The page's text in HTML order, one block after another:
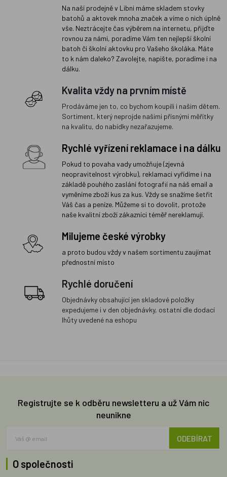
Na naší prodejně v Libni máme skladem stovky
batohů a aktovek mnoha značek a víme o nich úplně
vše. Neztrácejte čas výběrem na internetu, přijďte
rovnou za námi, poradíme Vám ten nejlepší školní
batoh či školní aktovku pro Vašeho školáka. Máte
to k nám daleko? Zavolejte, napište, poradíme i na
dálku.
Kvalita vždy na prvním místě
Prodáváme jen to, co bychom koupili i našim dětem.
Sortiment, který neprojde našimi přísnými měřítky
na kvalitu, do nabídky nezařazujeme.
Rychlé vyřízení reklamace i na dálku
Pokud to povaha vady umožňuje (zjevná
neopravitelnost výrobku), reklamaci vyřídíme i na
základě pouhého zaslání fotografií na náš email a
vyměníme zboží kus za kus. Vždy se snažíme šetřit
Váš čas a peníze. Můžeme si to dovolit, protože
naše kvalitní zboží zákazníci téměř nereklamují.
Milujeme české výrobky
a proto budou vždy v našem sortimentu zaujímat
přednostní místo
Rychlé doručení
Objednávky obsahující jen skladové položky
expedujeme i v den objednávky, ostatní dle dodací
lhůty uvedené na eshopu
Registrujte se k odběru newsletteru a už Vám nic
neunikne
ODEBÍRAT
O společnosti